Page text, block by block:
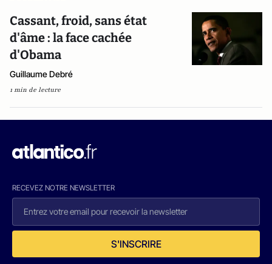
Cassant, froid, sans état
d'âme : la face cachée
d'Obama
Guillaume Debré
1 min de lecture
RECEVEZ NOTRE NEWSLETTER
S'INSCRIRE